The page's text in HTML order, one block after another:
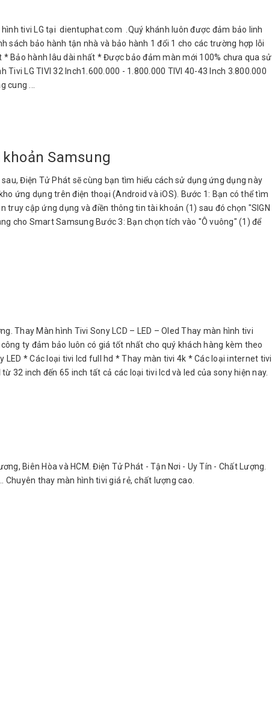
hình tivi LG tại dientuphat.com .Quý khánh luôn được đảm bảo linh
sách bảo hành tận nhà và bảo hành 1 đổi 1 cho các trường hợp lỗi
Bảo hành lâu dài nhất * Được bảo đảm màn mới 100% chưa qua sử
LG TIVI 32 Inch1.600.000 - 1.800.000 TIVI 40-43 Inch 3.800.000
cung ...
Samsung
Điện Tử Phát sẽ cùng bạn tìm hiểu cách sử dụng ứng dụng này
ứng dụng trên điện thoại (Android và iOS). Bước 1: Bạn có thể tìm
cập ứng dụng và điền thông tin tài khoản (1) sau đó chọn "SIGN
cho Smart Samsung Bước 3: Bạn chọn tích vào "Ô vuông" (1) để
Thay Màn hình Tivi Sony LCD – LED – Oled Thay màn hình tivi
ty đảm bảo luôn có giá tốt nhất cho quý khách hàng kèm theo
* Các loại tivi lcd full hd * Thay màn tivi 4k * Các loại internet tivi
32 inch đến 65 inch tất cả các loại tivi lcd và led của sony hiện nay.
Biên Hòa và HCM. Điện Tử Phát - Tận Nơi - Uy Tín - Chất Lượng.
thay màn hình tivi giá rẻ, chất lượng cao.